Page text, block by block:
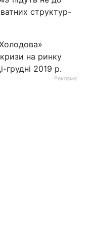
структур-
на ринку
грудні 2019 р.
Реклама